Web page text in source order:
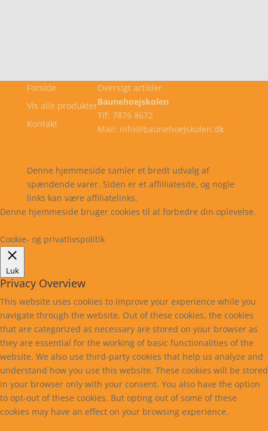
Forside
Vis alle produkter
Kontakt
Oversigt artikler
Baunehoejskolen
Tlf: 7876 8672
Mail: info@baunehoejskolen.dk
Denne hjemmeside samler et bredt udvalg af
spændende varer. Siden er et affiiliatesite, og nogle
links kan være affiliatelinks.
Denne hjemmeside bruger cookies til at forbedre din oplevelse.
Cookie- og privatlivspolitik
Luk
Privacy Overview
This website uses cookies to improve your experience while you
navigate through the website. Out of these cookies, the cookies
that are categorized as necessary are stored on your browser as
they are essential for the working of basic functionalities of the
website. We also use third-party cookies that help us analyze and
understand how you use this website. These cookies will be stored
in your browser only with your consent. You also have the option
to opt-out of these cookies. But opting out of some of these
cookies may have an effect on your browsing experience.